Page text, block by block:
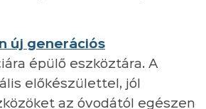
új generációs
épülő eszköztára. A
előkészülettel, jól
az óvodától egészen